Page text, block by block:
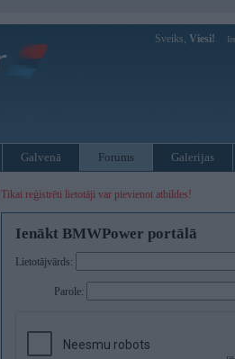
Sveiks, Viesi!
Galvenā Forums Galerijas
Tikai reģistrēti lietotāji var pievienot atbildes!
Ienākt BMWPower portālā
Lietotājvārds:
Parole: